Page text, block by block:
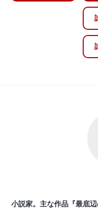
小説家。主な作品『最底